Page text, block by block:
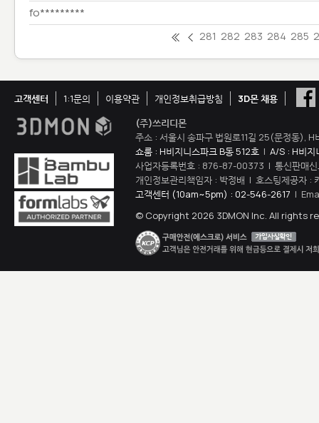
fo*********
281 282 283 284 285
고객센터 1:1문의 이용약관 개인정보취급방침
3D몬 채용
(주)쓰리디몬
주소 : 서울시 송파구 법원로11길 25(문정동),
쇼룸 : H비지니스파크 B동 512호 | A/S : H비지
사업자등록번호 : 876-87-00373 | 통신판매
개인정보관리책임자 : 박정배 | 호스팅제공자 :
고객센터 (10am~5pm) : 02-546-2617 |
© Copyright 2026 3DMON Inc. All rights